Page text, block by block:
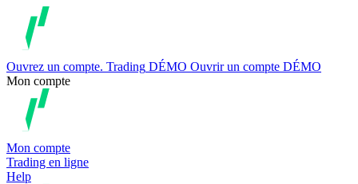
Ouvrez un compte. Trading DÉMO Ouvrir un compte DÉMO
Mon compte
Mon compte
Trading en ligne
Help